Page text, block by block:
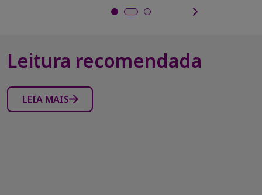
Leitura recomendada
LEIA MAIS